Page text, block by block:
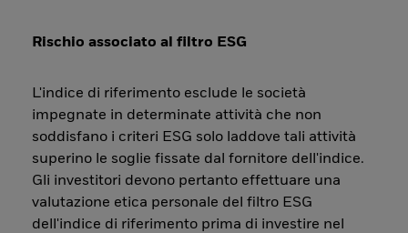
Rischio associato al filtro ESG
L'indice di riferimento esclude le società
impegnate in determinate attività che non
soddisfano i criteri ESG solo laddove tali attività
superino le soglie fissate dal fornitore dell'indice.
Gli investitori devono pertanto effettuare una
valutazione etica personale del filtro ESG
dell'indice di riferimento prima di investire nel